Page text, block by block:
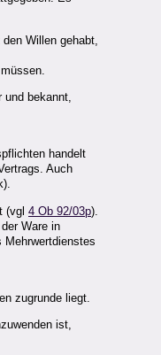
Willen gehabt,
und bekannt,
handelt
Auch
(vgl 4 Ob 92/03p).
Ware in
zugrunde liegt.
ist,